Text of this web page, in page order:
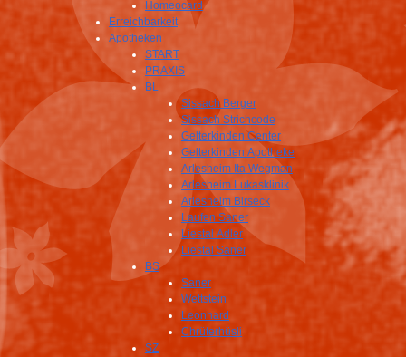
Homeocard
Erreichbarkeit
Apotheken
START
PRAXIS
BL
Sissach Berger
Sissach Strichcode
Gelterkinden Center
Gelterkinden Apotheke
Arlesheim Ita Wegman
Arlesheim Lukasklinik
Arlesheim Birseck
Laufen Saner
Liestal Adler
Liestal Saner
BS
Saner
Wettstein
Leonhard
Chrüterhüsli
SZ